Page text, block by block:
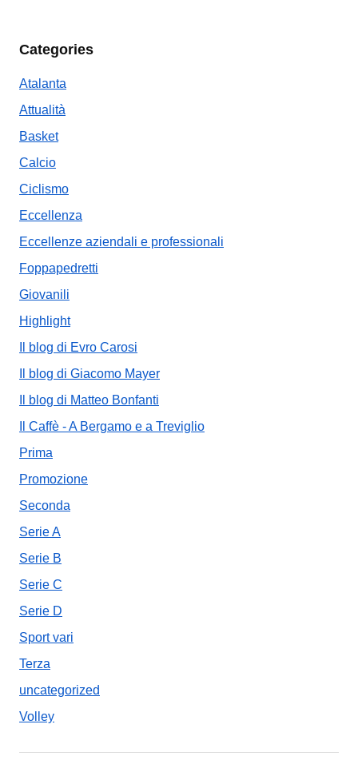
Categories
Atalanta
Attualità
Basket
Calcio
Ciclismo
Eccellenza
Eccellenze aziendali e professionali
Foppapedretti
Giovanili
Highlight
Il blog di Evro Carosi
Il blog di Giacomo Mayer
Il blog di Matteo Bonfanti
Il Caffè - A Bergamo e a Treviglio
Prima
Promozione
Seconda
Serie A
Serie B
Serie C
Serie D
Sport vari
Terza
uncategorized
Volley